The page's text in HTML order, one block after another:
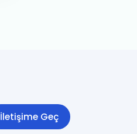
İletişime Geç